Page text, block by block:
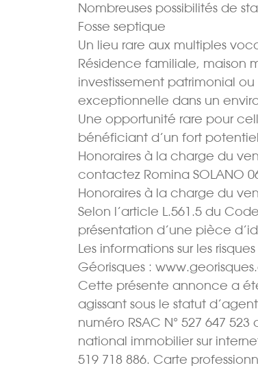
Nombreuses possibilités de
Fosse septique
Un lieu rare aux multiples
Résidence familiale, maison
investissement patrimonial
exceptionnelle dans un
Une opportunité rare pour
bénéficiant d’un fort potentiel
Honoraires à la charge du
contactez Romina SOLANO
Honoraires à la charge du
Selon l’article L.561.5 du
présentation d’une pièce
Les informations sur les
Géorisques :
Cette présente annonce a
agissant sous le statut
numéro RSAC N° 527 647 523
national immobilier sur
519 718 886. Carte